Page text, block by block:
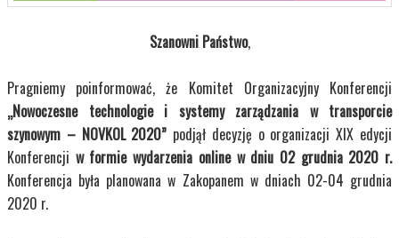
Szanowni Państwo,
Pragniemy poinformować, że Komitet Organizacyjny Konferencji
„Nowoczesne technologie i systemy zarządzania w transporcie
szynowym – NOVKOL 2020” podjął decyzję o organizacji XIX edycji
Konferencji w formie wydarzenia online w dniu 02 grudnia 2020 r.
Konferencja była planowana w Zakopanem w dniach 02-04 grudnia
2020 r.